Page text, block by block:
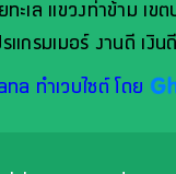
เล แขวงท่าข้าม เข
กรมเมอร์ งานดี เงิน
ทำเวบไซต์ โดย